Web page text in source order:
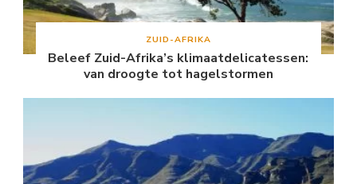
ZUID-AFRIKA
Beleef Zuid-Afrika’s klimaatdelicatessen:
van droogte tot hagelstormen